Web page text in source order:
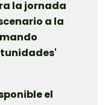
la jornada
a la
el